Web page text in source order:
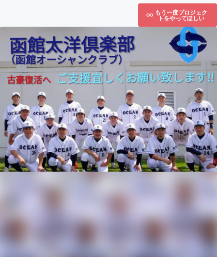
もう一度プロジェク
トをやってほしい